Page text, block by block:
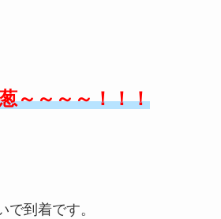
～～～～！！！
で到着です。